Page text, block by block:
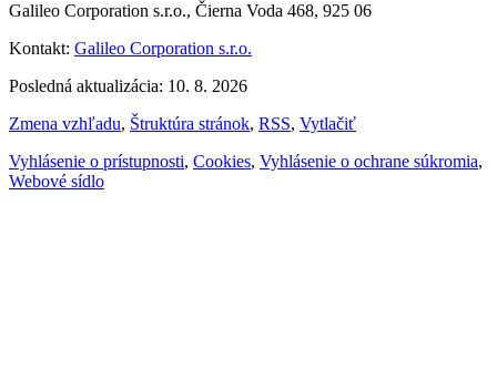
Galileo Corporation s.r.o., Čierna Voda 468, 925 06
Kontakt: Galileo Corporation s.r.o.
Posledná aktualizácia: 10. 8. 2026
Zmena vzhľadu, Štruktúra stránok, RSS, Vytlačiť
Vyhlásenie o prístupnosti, Cookies, Vyhlásenie o ochrane súkromia,
Webové sídlo